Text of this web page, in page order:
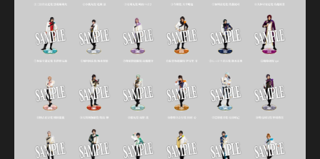
最新カテゴリー
月夜一縷